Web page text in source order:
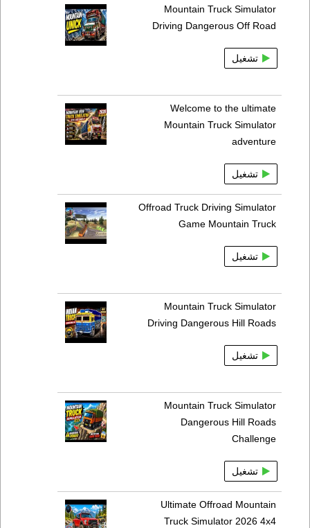
Mountain Truck Simulator
Driving Dangerous Off Road
تشغيل
Welcome to the ultimate
Mountain Truck Simulator
adventure
تشغيل
Offroad Truck Driving Simulator
Game Mountain Truck
تشغيل
Mountain Truck Simulator
Driving Dangerous Hill Roads
تشغيل
Mountain Truck Simulator
Dangerous Hill Roads
Challenge
تشغيل
Ultimate Offroad Mountain
Truck Simulator 2026 4x4